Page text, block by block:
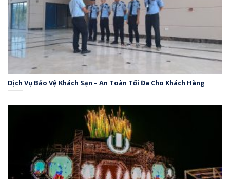
Dịch Vụ Bảo Vệ Khách Sạn – An Toàn Tối Đa Cho Khách Hàng